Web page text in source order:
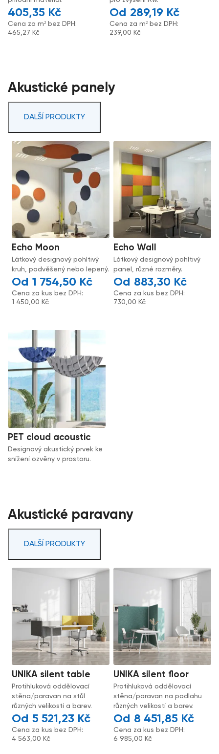
405,35 Kč
Cena za m² bez DPH:
465,27 Kč
289,19 Kč
Cena za m² bez DPH:
239,00 Kč
Akustické panely
DALŠÍ PRODUKTY
Echo Moon
Látkový designový pohltivý
kruh, podvěšený nebo lepený.
1 754,50 Kč
Cena za kus bez DPH:
1 450,00 Kč
Echo Wall
Látkový designový pohltivý
panel, různé rozměry.
883,30 Kč
Cena za kus bez DPH:
730,00 Kč
PET cloud acoustic
Designový akustický prvek ke
snížení ozvěny v prostoru.
Akustické paravany
DALŠÍ PRODUKTY
UNIKA silent table
Protihluková oddělovací
stěna/paravan na stůl
různých velikostí a barev.
5 521,23 Kč
Cena za kus bez DPH:
4 563,00 Kč
UNIKA silent floor
Protihluková oddělovací
stěna/paravan na podlahu
různých velikostí a barev.
8 451,85 Kč
Cena za kus bez DPH:
6 985,00 Kč